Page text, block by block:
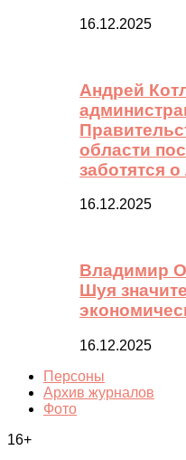
16.12.2025
Андрей
области
заботятся
16.12.2025
Владимир
Шуя
16.12.2025
Персоны
Архив журналов
Фото
16+